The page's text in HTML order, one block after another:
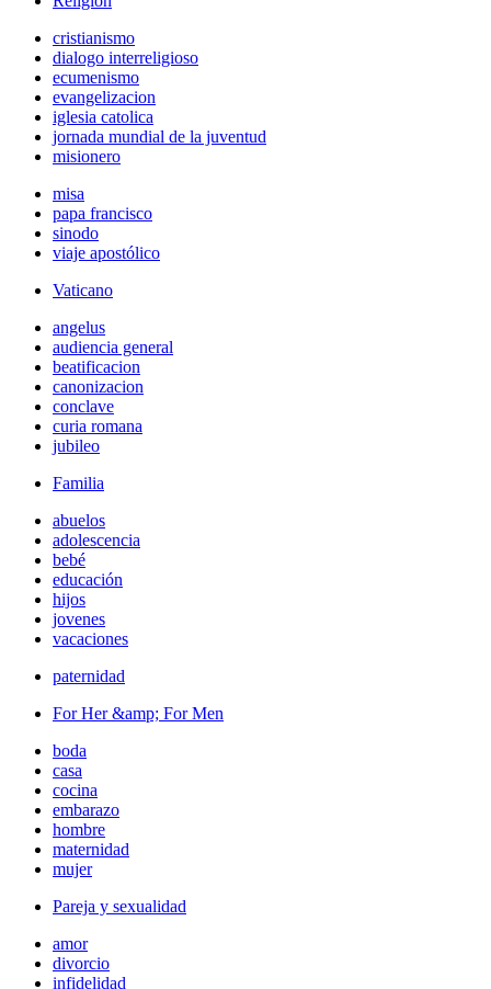
cristianismo
dialogo interreligioso
ecumenismo
evangelizacion
iglesia catolica
jornada mundial de la juventud
misionero
misa
papa francisco
sinodo
viaje apostólico
Vaticano
angelus
audiencia general
beatificacion
canonizacion
conclave
curia romana
jubileo
Familia
abuelos
adolescencia
bebé
educación
hijos
jovenes
vacaciones
paternidad
For Her &amp; For Men
boda
casa
cocina
embarazo
hombre
maternidad
mujer
Pareja y sexualidad
amor
divorcio
infidelidad